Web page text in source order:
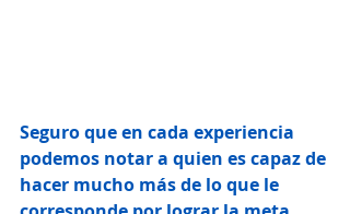
Seguro que en cada experiencia
podemos notar a quien es capaz de
hacer mucho más de lo que le